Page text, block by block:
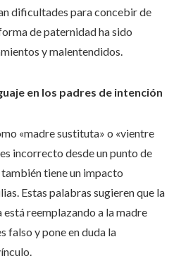
dificultades para concebir de
de paternidad ha sido
y malentendidos.
en los padres de intención
«madre sustituta» o «vientre
incorrecto desde un punto de
tiene un impacto
Estas palabras sugieren que la
reemplazando a la madre
falso y pone en duda la